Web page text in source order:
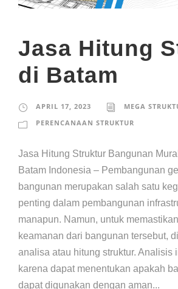
Jasa Hitung
di Batam
APRIL 17, 2023
MEGA
PERENCANAAN STRUKTUR
Jasa Hitung Struktur Bangunan
Batam Indonesia – Pembangunan
bangunan merupakan salah satu
penting dalam pembangunan
manapun. Namun, untuk
keamanan dari bangunan tersebut,
analisa atau hitung struktur. Analisis
karena dapat menentukan apakah
dapat digunakan dengan aman...